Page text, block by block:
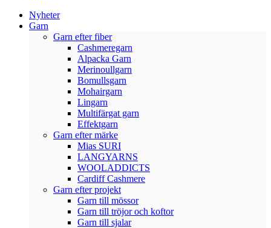
Nyheter
Garn
Garn efter fiber
Cashmeregarn
Alpacka Garn
Merinoullgarn
Bomullsgarn
Mohairgarn
Lingarn
Multifärgat garn
Effektgarn
Garn efter märke
Mias SURI
LANGYARNS
WOOLADDICTS
Cardiff Cashmere
Garn efter projekt
Garn till mössor
Garn till tröjor och koftor
Garn till sjalar